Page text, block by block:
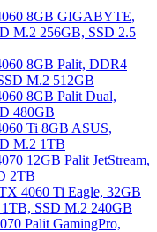
8GB GIGABYTE,
M.2 256GB, SSD 2.5
8GB Palit, DDR4
M.2 512GB
8GB Palit Dual,
480GB
Ti 8GB ASUS,
M.2 1TB
12GB Palit JetStream,
2TB
4060 Ti Eagle, 32GB
SSD M.2 240GB
Palit GamingPro,